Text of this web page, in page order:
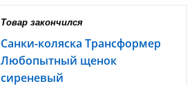
Товар закончился
Санки-коляска Трансформер
Любопытный щенок
сиреневый